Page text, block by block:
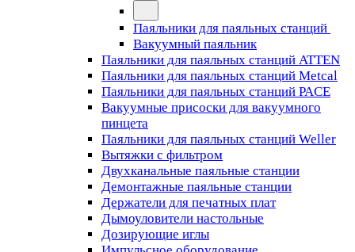
Паяльники для паяльных станций
Вакуумный паяльник
Паяльники для паяльных станций ATTEN
Паяльники для паяльных станций Metcal
Паяльники для паяльных станций PACE
Вакуумные присоски для вакуумного
пинцета
Паяльники для паяльных станций Weller
Вытяжки с фильтром
Двухканальные паяльные станции
Демонтажные паяльные станции
Держатели для печатных плат
Дымоуловители настольные
Дозирующие иглы